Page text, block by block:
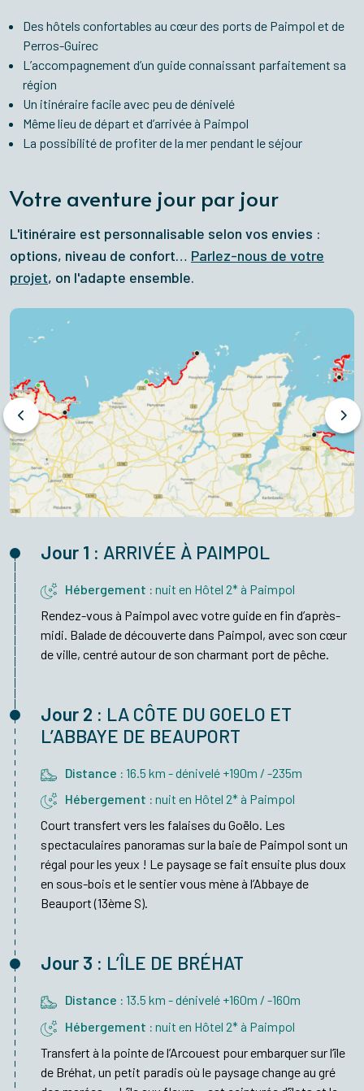
Des hôtels confortables au cœur des ports de Paimpol et de
Perros-Guirec
L’accompagnement d’un guide connaissant parfaitement sa
région
Un itinéraire facile avec peu de dénivelé
Même lieu de départ et d’arrivée à Paimpol
La possibilité de profiter de la mer pendant le séjour
Votre aventure jour par jour
L'itinéraire est personnalisable selon vos envies :
options, niveau de confort… Parlez-nous de votre
projet, on l'adapte ensemble.
Jour 1 : ARRIVÉE À PAIMPOL
Hébergement : nuit en Hôtel 2* à Paimpol
Rendez-vous à Paimpol avec votre guide en fin d’après-
midi. Balade de découverte dans Paimpol, avec son cœur
de ville, centré autour de son charmant port de pêche.
Jour 2 : LA CÔTE DU GOELO ET
L’ABBAYE DE BEAUPORT
Distance : 16.5 km - dénivelé +190m / -235m
Hébergement : nuit en Hôtel 2* à Paimpol
Court transfert vers les falaises du Goëlo. Les
spectaculaires panoramas sur la baie de Paimpol sont un
régal pour les yeux ! Le paysage se fait ensuite plus doux
en sous-bois et le sentier vous mène à l’Abbaye de
Beauport (13ème S).
Jour 3 : L’ÎLE DE BRÉHAT
Distance : 13.5 km - dénivelé +160m / -160m
Hébergement : nuit en Hôtel 2* à Paimpol
Transfert à la pointe de l’Arcouest pour embarquer sur l’île
de Bréhat, un petit paradis où le paysage change au gré